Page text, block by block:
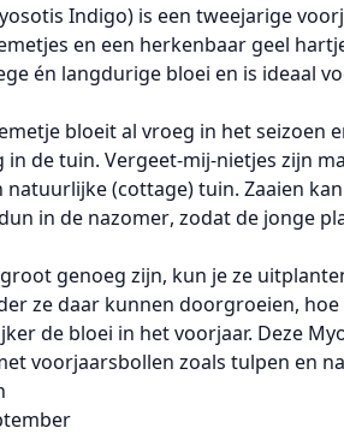
Indigo) is een tweejarige
en een herkenbaar geel
én langdurige bloei en is ideaal
bloeit al vroeg in het seizoen
in de tuin. Vergeet-mij-nietjes zijn
natuurlijke (cottage) tuin. Zaaien
in de nazomer, zodat de jonge
genoeg zijn, kun je ze
ze daar kunnen doorgroeien,
de bloei in het voorjaar. Deze
voorjaarsbollen zoals tulpen en